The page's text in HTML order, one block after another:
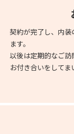
契約が完了し、内
ます。
以後は定期的なご
お付き合いをしてま